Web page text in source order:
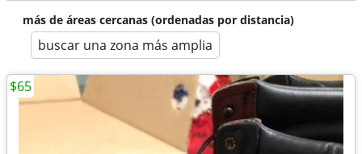
más de áreas cercanas (ordenadas por distancia)
buscar una zona más amplia
$65